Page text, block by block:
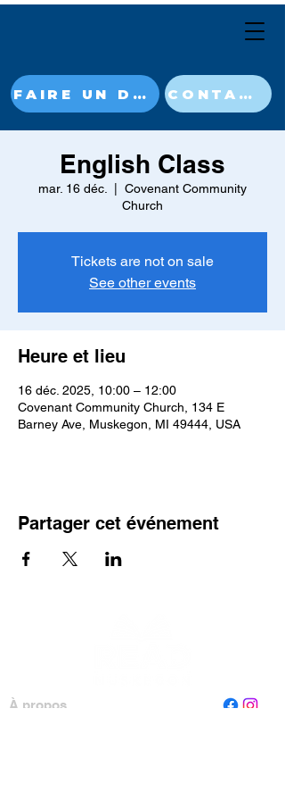
FAIRE UN DON MAINTENANT CONTACT
English Class
mar. 16 déc.
Covenant Community
Church
Tickets are not on sale
See other events
Heure et lieu
16 déc. 2025, 10:00 – 12:00
Covenant Community Church, 134 E
Barney Ave, Muskegon, MI 49444, USA
Partager cet événement
À propos